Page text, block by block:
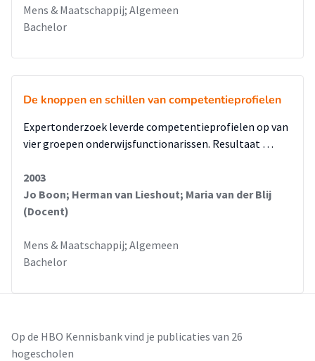
Mens & Maatschappij; Algemeen
Bachelor
De knoppen en schillen van competentieprofielen
Expertonderzoek leverde competentieprofielen op van
vier groepen onderwijsfunctionarissen. Resultaat …
2003
Jo Boon; Herman van Lieshout; Maria van der Blij
(Docent)
Mens & Maatschappij; Algemeen
Bachelor
Op de HBO Kennisbank vind je publicaties van 26
hogescholen